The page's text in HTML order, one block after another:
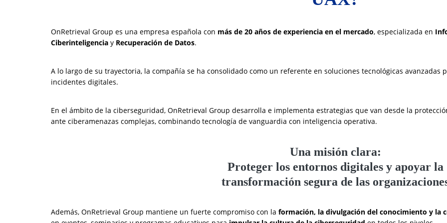
OnRetrieval Group es una empresa española con más de 20 años de experiencia en el mercado, especializada en
Ciberinteligencia y Recuperación de Datos.
A lo largo de su trayectoria, la compañía se ha consolidado como un referente en soluciones tecnológicas avanzadas
incidentes digitales.
En el ámbito de la ciberseguridad, OnRetrieval Group desarrolla e implementa estrategias que van desde la
ante ciberamenazas complejas, combinando tecnología de vanguardia con inteligencia operativa.
Una misión clara:
Proteger los entornos digitales y apoyar la
transformación segura de las
Además, OnRetrieval Group mantiene un fuerte compromiso con la formación, la divulgación del conocimiento y la